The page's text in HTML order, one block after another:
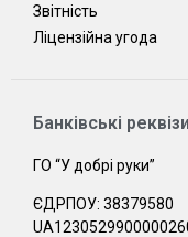
Звітність
Ліцензійна угода
Банківські
ГО “У добрі руки”
ЄДРПОУ: 38379580